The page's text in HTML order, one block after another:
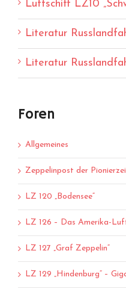
Luftschiff LZ10
Literatur
Literatur
Foren
Allgemeines
Zeppelinpost der
LZ 120 „Bodensee“
LZ 126 – Das Amerika-
LZ 127 „Graf Zeppelin“
LZ 129 „Hindenburg“ –